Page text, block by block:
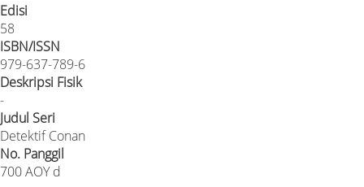
Edisi
58
ISBN/ISSN
979-637-789-6
Deskripsi Fisik
-
Judul Seri
Detektif Conan
No. Panggil
700 AOY d